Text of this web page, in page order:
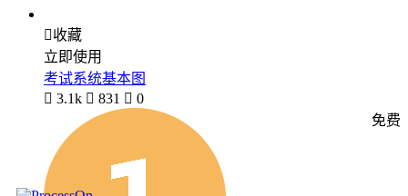
收藏
立即使用
考试系统基本图
 3.1k  831  0
免费